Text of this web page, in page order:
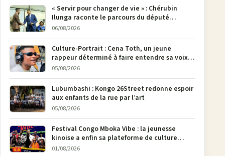
« Servir pour changer de vie » : Chérubin
Ilunga raconte le parcours du député
national Jethro Muyombi Tshimbu en 137
06/08/2026
Culture-Portrait : Cena Toth, un jeune
rappeur déterminé à faire entendre sa voix à
Bunia
05/08/2026
Lubumbashi : Kongo 26Street redonne espoir
aux enfants de la rue par l’art
05/08/2026
Festival Congo Mboka Vibe : la jeunesse
kinoise a enfin sa plateforme de culture
urbaine
01/08/2026